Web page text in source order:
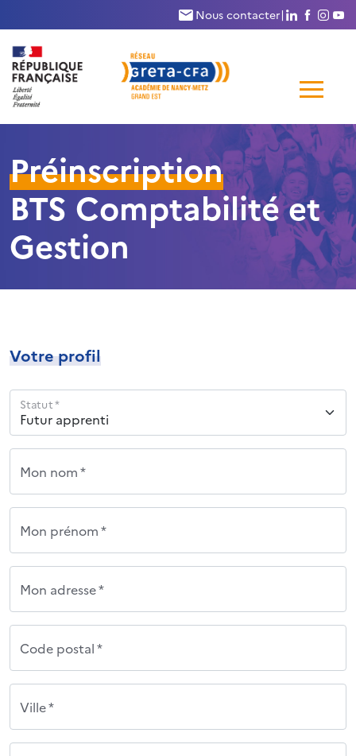
Nous contacter| NousNous
de
Préinscription
BTS Comptabilité et
Gestion
Votre profil
Statut *
Mon nom *
Mon prénom *
Mon adresse *
Code postal *
Ville *